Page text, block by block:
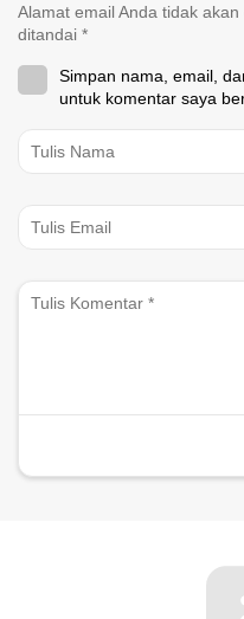
Alamat email Anda tidak akan
ditandai *
Simpan nama, email,
untuk komentar saya